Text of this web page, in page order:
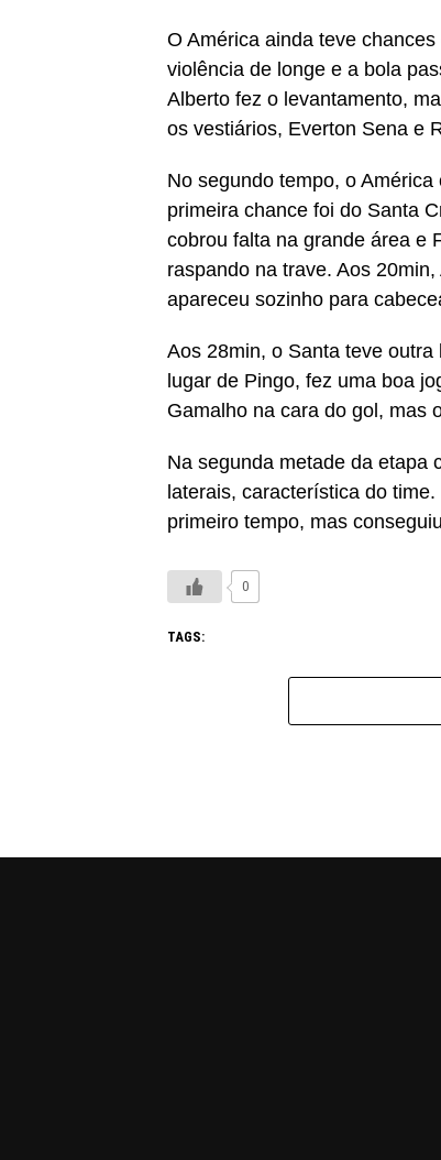
O América ainda teve
violência de longe e a bola
Alberto fez o levantamento,
os vestiários, Everton Sena e
No segundo tempo, o
primeira chance foi do Santa
cobrou falta na grande área e
raspando na trave. Aos
apareceu sozinho para
Aos 28min, o Santa teve
lugar de Pingo, fez uma boa
Gamalho na cara do gol, mas
Na segunda metade da etapa
laterais, característica do
primeiro tempo, mas
0
TAGS: